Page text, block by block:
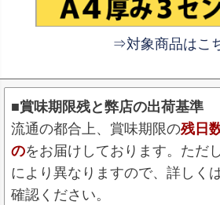
⇒対象商品はこ
■賞味期限残と弊店の出荷基準
流通の都合上、賞味期限の残日
のをお届けしております。ただ
により異なりますので、詳しく
確認ください。